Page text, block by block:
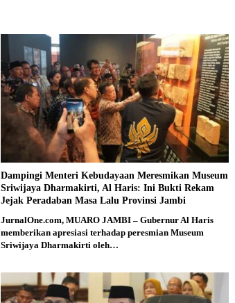
Dampingi Menteri Kebudayaan Meresmikan Museum
Sriwijaya Dharmakirti, Al Haris: Ini Bukti Rekam
Jejak Peradaban Masa Lalu Provinsi Jambi
JurnalOne.com, MUARO JAMBI – Gubernur Al Haris
memberikan apresiasi terhadap peresmian Museum
Sriwijaya Dharmakirti oleh…